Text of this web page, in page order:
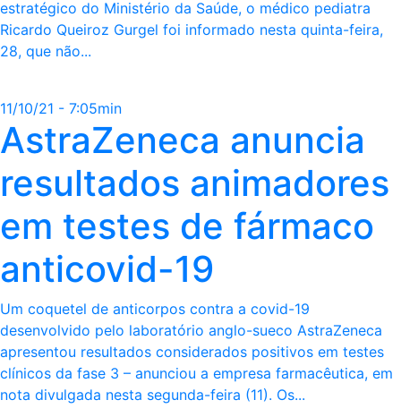
estratégico do Ministério da Saúde, o médico pediatra
Ricardo Queiroz Gurgel foi informado nesta quinta-feira,
28, que não...
11/10/21 - 7:05min
AstraZeneca anuncia
resultados animadores
em testes de fármaco
anticovid-19
Um coquetel de anticorpos contra a covid-19
desenvolvido pelo laboratório anglo-sueco AstraZeneca
apresentou resultados considerados positivos em testes
clínicos da fase 3 – anunciou a empresa farmacêutica, em
nota divulgada nesta segunda-feira (11). Os...